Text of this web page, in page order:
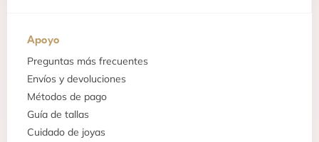
Apoyo
Preguntas más frecuentes
Envíos y devoluciones
Métodos de pago
Guía de tallas
Cuidado de joyas